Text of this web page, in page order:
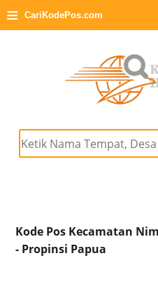
≡ CariKodePos.com
Kode Pos Kecamatan
- Propinsi Papua